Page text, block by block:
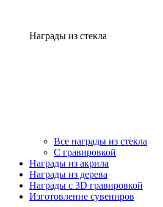
Награды из стекла
Все награды из стекла
С гравировкой
Награды из акрила
Награды из дерева
Награды с 3D гравировкой
Изготовление сувениров